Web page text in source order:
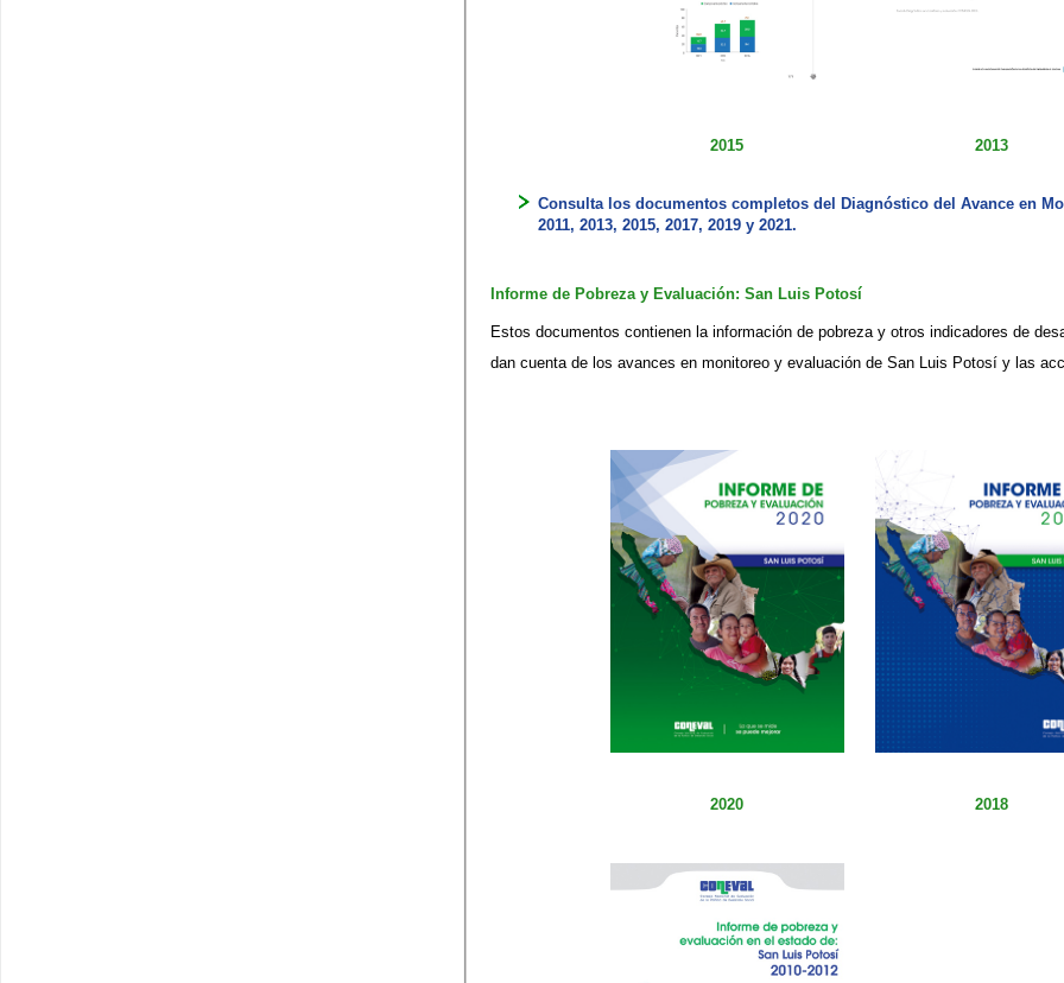
2015 2013
Consu​lta los documentos completos del Diagnóstico del Avance en
2011, 2013, 2015, 2017, 2019 y 2021.​
​Informe de Pobreza y Evaluación: San Luis Potosí
Estos documentos contienen la información de pobreza y otro​s indicadores de
dan cuenta de los avances en monitoreo ​y​​ evaluación de San Luis Potosí y las
2020 2018